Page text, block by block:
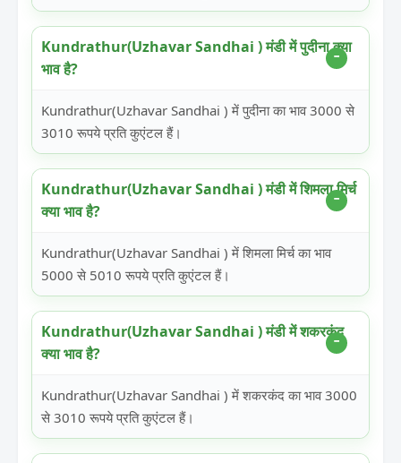
Kundrathur(Uzhavar Sandhai ) मंडी में पुदीना क्या
भाव है?
Kundrathur(Uzhavar Sandhai ) में पुदीना का भाव 3000 से
3010 रूपये प्रति कुएंटल हैं।
Kundrathur(Uzhavar Sandhai ) मंडी में शिमला मिर्च
क्या भाव है?
Kundrathur(Uzhavar Sandhai ) में शिमला मिर्च का भाव
5000 से 5010 रूपये प्रति कुएंटल हैं।
Kundrathur(Uzhavar Sandhai ) मंडी में शकरकंद
क्या भाव है?
Kundrathur(Uzhavar Sandhai ) में शकरकंद का भाव 3000
से 3010 रूपये प्रति कुएंटल हैं।